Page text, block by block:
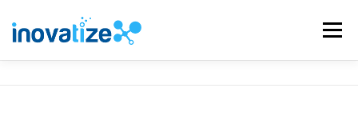
para
Menu